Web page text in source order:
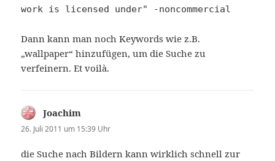
work is licensed under" -noncommercial
Dann kann man noch Keywords wie z.B.
„wallpaper“ hinzufügen, um die Suche zu
verfeinern. Et voilà.
Joachim
26. Juli 2011 um 15:39 Uhr
die Suche nach Bildern kann wirklich schnell zur